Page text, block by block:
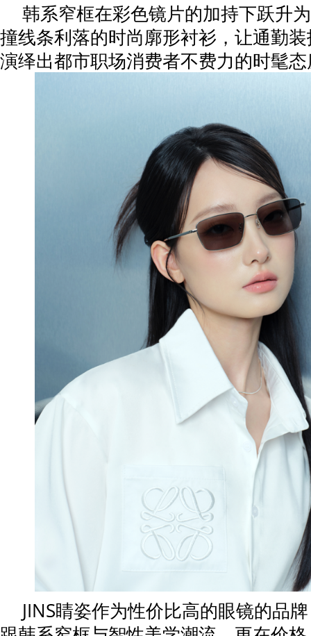
韩系窄框在彩色镜片的加持下跃升
撞线条利落的时尚廓形衬衫，让通勤
演绎出都市职场消费者不费力的时髦
JINS睛姿作为性价比高的眼镜的品